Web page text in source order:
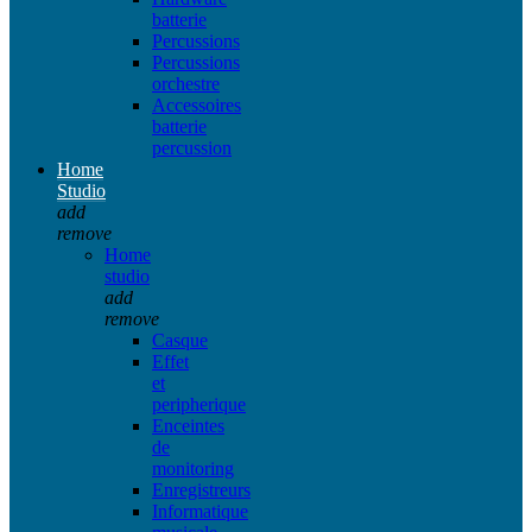
batterie
Percussions
Percussions
orchestre
Accessoires
batterie
percussion
Home
Studio
add
remove
Home
studio
add
remove
Casque
Effet
et
peripherique
Enceintes
de
monitoring
Enregistreurs
Informatique